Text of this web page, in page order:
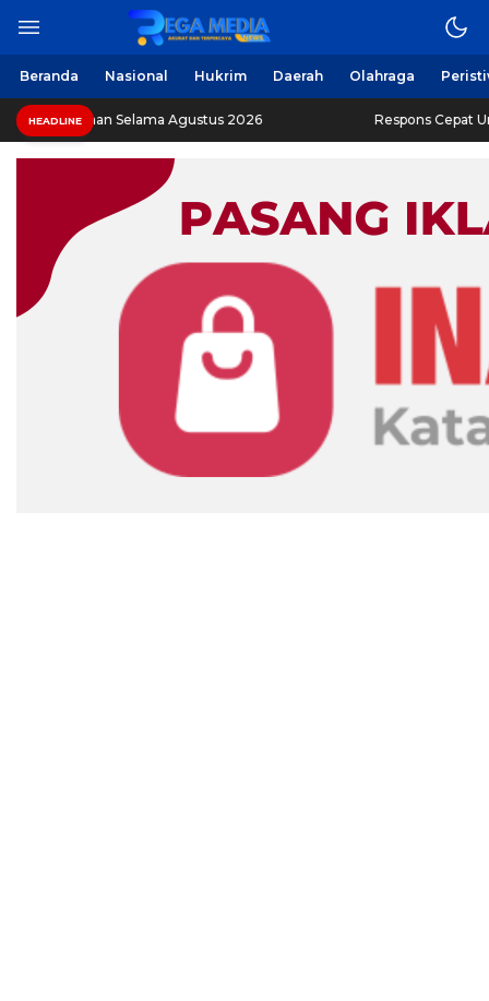
Beranda Nasional Hukrim Daerah Olahraga
HEADLINE
Selama Agustus 2026 Respons Cepat Ungkap